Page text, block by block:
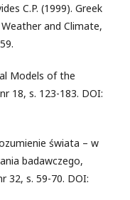
C.P. (1999). Greek
and Climate,
Models of the
18, s. 123-183. DOI:
świata – w
badawczego,
32, s. 59-70. DOI: